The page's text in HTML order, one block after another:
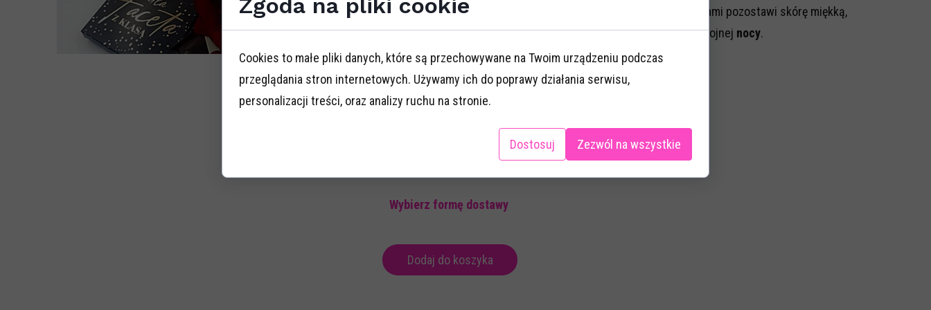
Baza świecy to olej kokosowy, który w połączeniu z innymi olejkami pozostawi skórę miękką,
nawilżoną i apetycznie pachnącą.Masażto idealny początek upojnej nocy.
Skład:
- napój wyskokowy 200ml
- czekolada Dla Faceta z Klasą 100g
- świeca firmy Magoon z muchą hiszpańską
- opakowanie prezentowe
Wybierz formę dostawy
Dodaj do koszyka
Zgoda na pliki cookie
Cookies to małe pliki danych, które są przechowywane na Twoim urządzeniu podczas
przeglądania stron internetowych. Używamy ich do poprawy działania serwisu,
personalizacji treści, oraz analizy ruchu na stronie.
Dostosuj Zezwól na wszystkie